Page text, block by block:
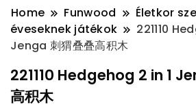
Home Funwood Életkor
éveseknek játékok
221110
Jenga 刺猬叠叠高积木
221110 Hedgehog 2 in 1
高积木